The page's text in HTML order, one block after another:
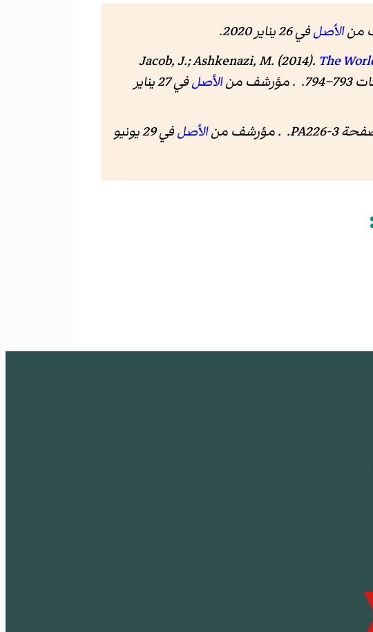
الأصلفي 26 يناير 2020
.
Jacob, J.; Ashkenazi, M. (2014). The
الأصل
في 27 يناير
الأصل
في 29 يونيو